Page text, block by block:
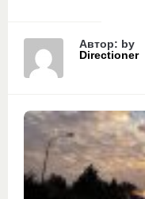
Автор: by
Directioner